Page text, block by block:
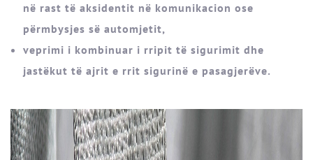
në rast të aksidentit në komunikacion ose
përmbysjes së automjetit,
veprimi i kombinuar i rripit të sigurimit dhe
jastëkut të ajrit e rrit sigurinë e pasagjerëve.